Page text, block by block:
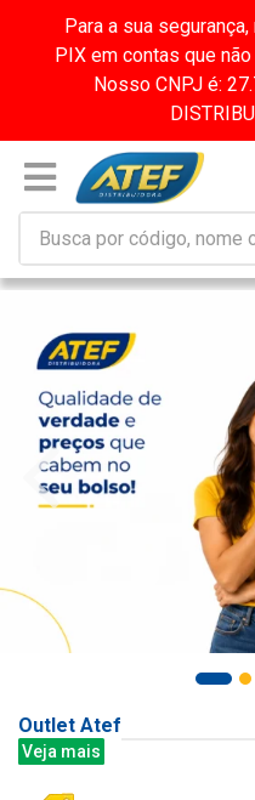
Para a sua
PIX em contas que
Nosso CNPJ é:
Outlet Atef
Veja mais